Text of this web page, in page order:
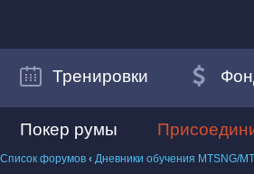
Тренировки
Покер румы
Список форумов ‹ Дневники обучения MTSNG/